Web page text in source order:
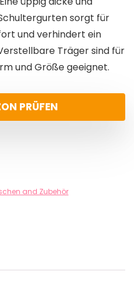
sorgt für
und verhindert ein
Träger sind für
und Größe geeignet.
PRÜFEN
and Zubehör